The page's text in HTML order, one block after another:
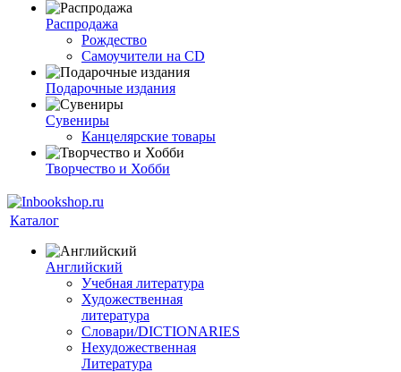
Распродажа
Рождество
Самоучители на CD
Подарочные издания
Сувениры
Канцелярские товары
Творчество и Хобби
Каталог
Английский
Учебная литература
Художественная
литература
Словари/DICTIONARIES
Нехудожественная
Литература